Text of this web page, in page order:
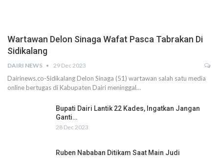
Wartawan Delon Sinaga Wafat Pasca Tabrakan Di
Sidikalang
DAIRI NEWS 29 Dec 2023
Dairinews.co-Sidikalang Delon Sinaga (51) wartawan salah satu media
online bertugas di Kabupaten Dairi meninggal…
Bupati Dairi Lantik 22 Kades, Ingatkan Jangan
Ganti…
28 Dec 2023
Ruben Nababan Ditikam Saat Main Judi